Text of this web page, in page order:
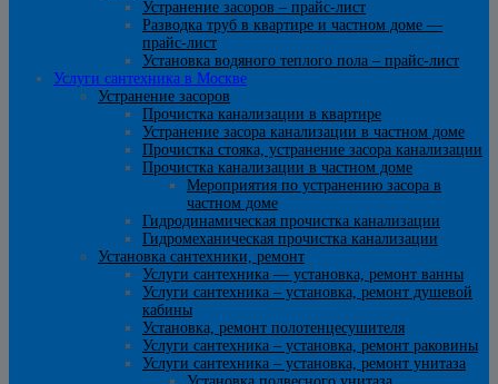
Устранение засоров – прайс-лист
Разводка труб в квартире и частном доме —
прайс-лист
Установка водяного теплого пола – прайс-лист
Услуги сантехника в Москве
Устранение засоров
Прочистка канализации в квартире
Устранение засора канализации в частном доме
Прочистка стояка, устранение засора канализации
Прочистка канализации в частном доме
Мероприятия по устранению засора в
частном доме
Гидродинамическая прочистка канализации
Гидромеханическая прочистка канализации
Установка сантехники, ремонт
Услуги сантехника — установка, ремонт ванны
Услуги сантехника – установка, ремонт душевой
кабины
Установка, ремонт полотенцесушителя
Услуги сантехника – установка, ремонт раковины
Услуги сантехника – установка, ремонт унитаза